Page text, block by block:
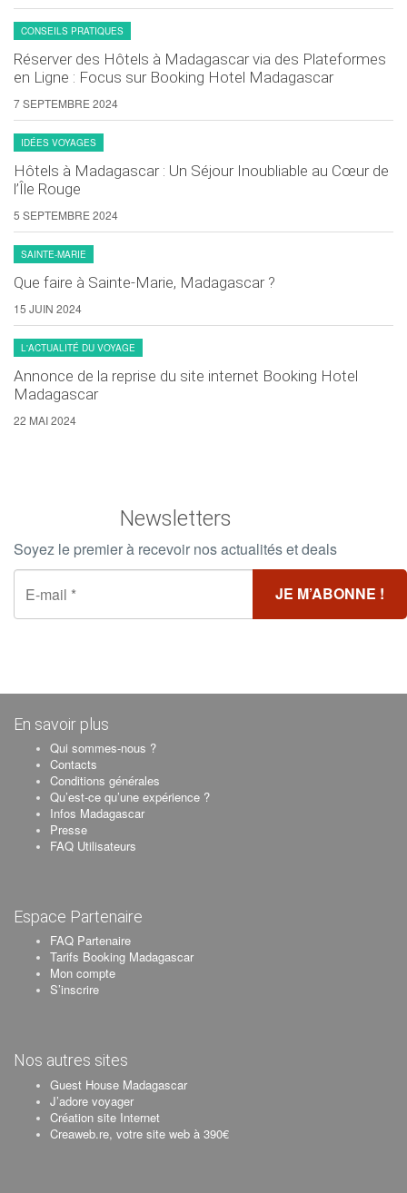
CONSEILS PRATIQUES
Réserver des Hôtels à Madagascar via des Plateformes
en Ligne : Focus sur Booking Hotel Madagascar
7 SEPTEMBRE 2024
IDÉES VOYAGES
Hôtels à Madagascar : Un Séjour Inoubliable au Cœur de
l’Île Rouge
5 SEPTEMBRE 2024
SAINTE-MARIE
Que faire à Sainte-Marie, Madagascar ?
15 JUIN 2024
L'ACTUALITÉ DU VOYAGE
Annonce de la reprise du site internet Booking Hotel
Madagascar
22 MAI 2024
Newsletters
Soyez le premier à recevoir nos actualités et deals
En savoir plus
Qui sommes-nous ?
Contacts
Conditions générales
Qu’est-ce qu’une expérience ?
Infos Madagascar
Presse
FAQ Utilisateurs
Espace Partenaire
FAQ Partenaire
Tarifs Booking Madagascar
Mon compte
S’inscrire
Nos autres sites
Guest House Madagascar
J’adore voyager
Création site Internet
Creaweb.re, votre site web à 390€